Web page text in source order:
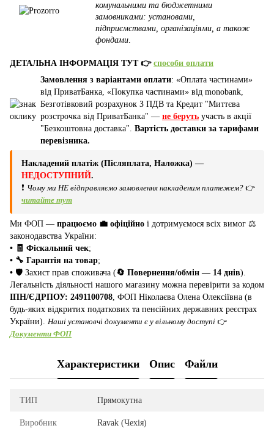
комунальними та бюджетними
замовниками: установами,
підприємствами, організаціями, а також
фондами
ДЕТАЛЬНА ІНФОРМАЦІЯ ТУТ 👉 способи оплати
Замовлення з варіантами оплати: «Оплата частинами»
від ПриватБанка, «Покупка частинами» від monobank,
Безготівковий розрахунок З ПДВ та Кредит "Миттєва
розстрочка від ПриватБанка" — не беруть участь в акції
"Безкоштовна доставка". Вартість доставки за тарифами
перевізника.
Накладений платіж (Післяплата, Наложка) —
НЕДОСТУПНИЙ.
❗ Чому ми НЕ відправляємо замовлення накладеним платежем? 👉
читайте тут
Ми ФОП — працюємо 💼 офіційно і дотримуємося всіх вимог ⚖️
законодавства України:
• 🧾 Фіскальний чек;
• 🔧 Гарантія на товар;
• 🛡️ Захист прав споживача (🔄 Повернення/обмін — 14 днів).
Легальність діяльності нашого магазину можна перевірити за кодом
ІПН/ЄДРПОУ: 2491100708 , ФОП Ніколаєва Олена Олексіївна (в
будь-яких відкритих податкових та пенсійних державних реєстрах
України). Наші установчі документи є у вільному доступі 👉
Документи ФОП
Характеристики Опис Файли
ТИП Прямокутна
Виробник Ravak (Чехія)